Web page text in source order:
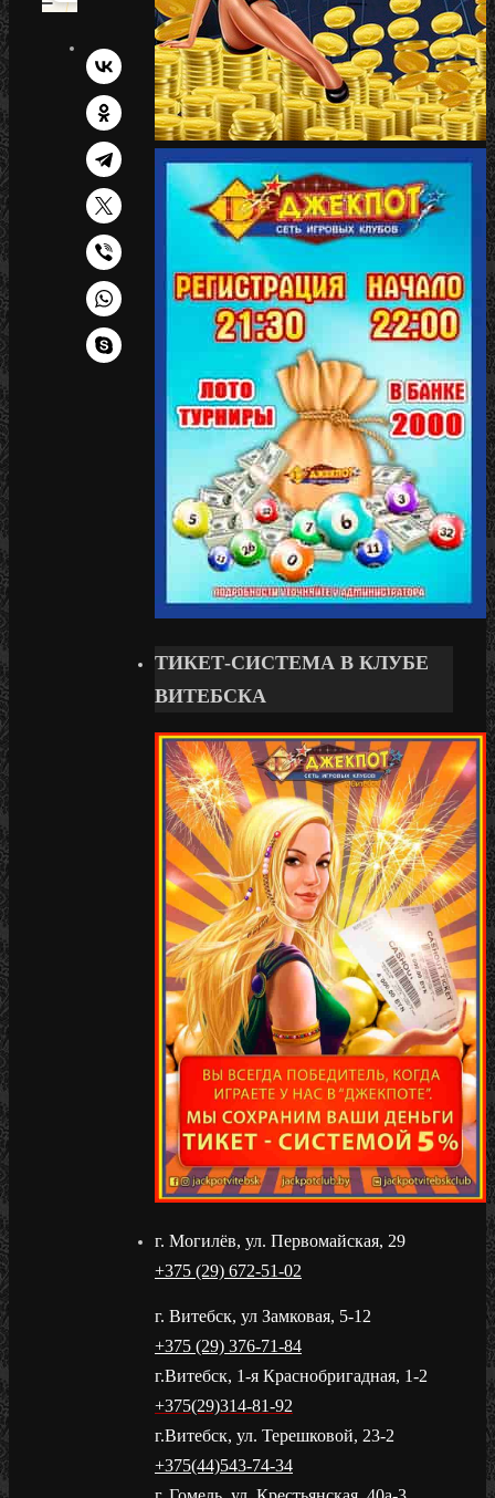
ТИКЕТ-СИСТЕМА В КЛУБЕ
ВИТЕБСКА
г. Могилёв, ул. Первомайская, 29
+375 (29) 672-51-02
г. Витебск, ул Замковая, 5-12
+375 (29) 376-71-84
г.Витебск, 1-я Краснобригадная, 1-2
+375(29)314-81-92
г.Витебск, ул. Терешковой, 23-2
+375(44)543-74-34